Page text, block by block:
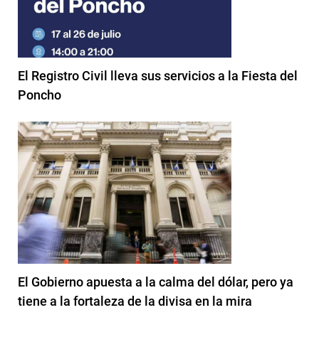
El Registro Civil lleva sus servicios a la Fiesta del
Poncho
El Gobierno apuesta a la calma del dólar, pero ya
tiene a la fortaleza de la divisa en la mira